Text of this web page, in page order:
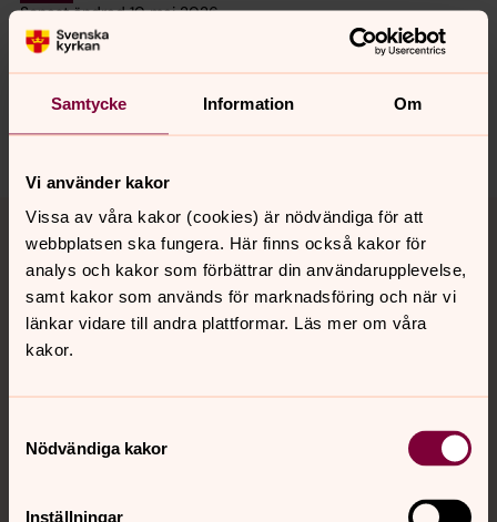
Samtycke Information Om
Vi använder kakor
Vissa av våra kakor (cookies) är nödvändiga för att
webbplatsen ska fungera. Här finns också kakor för
analys och kakor som förbättrar din användarupplevelse,
samt kakor som används för marknadsföring och när vi
länkar vidare till andra plattformar. Läs mer om våra
kakor.
Nödvändiga kakor
Inställningar
Senast ändrad 10 maj 2026
Synpunkter eller frågor på sidans
innehåll?
satila.pastorat@svenskakyrkan.se
Dela
Tillbaka till toppen
Tillbaka till innehållet
Kontakt
Kalender